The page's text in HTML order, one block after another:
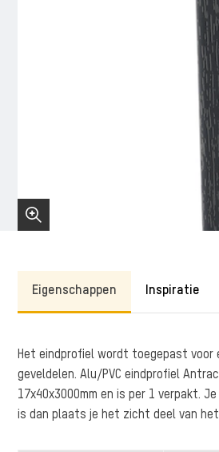
Eigenschappen Inspiratie
Het eindprofiel wordt toegepast voor
geveldelen. Alu/PVC eindprofiel
17x40x3000mm en is per 1 verpakt.
is dan plaats je het zicht deel van